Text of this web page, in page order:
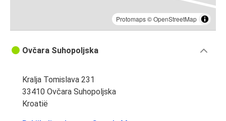
Protomaps©OpenStreetMap
Ovčara Suhopoljska
Kralja Tomislava 231
33410 Ovčara Suhopoljska
Kroatië